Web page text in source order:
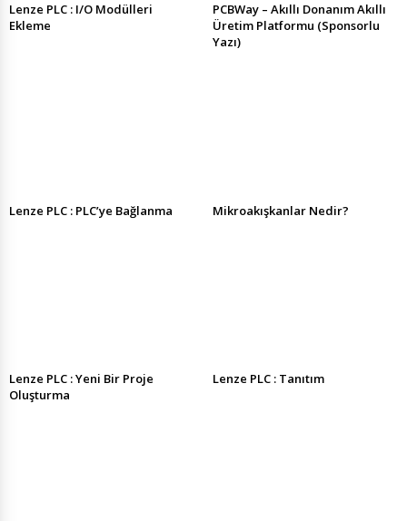
Lenze PLC : I/O Modülleri
Ekleme
PCBWay – Akıllı Donanım Akıllı
Üretim Platformu (Sponsorlu
Yazı)
Lenze PLC : PLC’ye Bağlanma Mikroakışkanlar Nedir?
Lenze PLC : Yeni Bir Proje
Oluşturma
Lenze PLC : Tanıtım